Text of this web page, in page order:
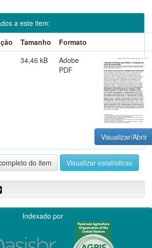
a este item:
Tamanho
Formato
34,46 kB
Adobe
PDF
Visualizar/Abrir
do item Visualizar estatísticas
Indexado por